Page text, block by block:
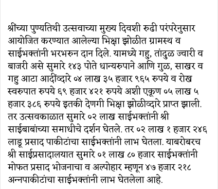
श्रींच्‍या पुण्‍यतिथी उत्‍सवाच्‍या मुख्‍य दिवशी रुढी परंपरेनुसार
आयोजित करण्‍यात आलेल्‍या भिक्षा झोळीत ग्रामस्‍थ व
साईभक्‍तांनी भरभरुन दान दिले. यामध्‍ये गहु, तांदुळ ज्‍वारी व
बाजरी असे सुमारे १४३ पोते धान्‍यरुपाने आणि गुळ, साखर व
गहु आटा आदींव्‍दारे ०४ लाख ३५ हजार ९६५ रुपये व रोख
स्‍वरुपात रुपये ६९ हजार ४२१ रुपये अशी एकूण ०५ लाख ५
हजार ३८६ रुपये इतकी देणगी भिक्षा झोळीव्‍दारे प्राप्‍त झाली.
तर उत्‍सवकाळात सुमारे ०२ लाख साईभक्‍तांनी श्री
साईबाबांच्‍या समाधीचे दर्शन घेतले. तर ०२ लाख १ हजार २४६
लाडू प्रसाद पाकीटांचा साईभक्‍तांनी लाभ घेतला. याबरोबरच
श्री साईप्रसादालयात सुमारे ०१ लाख ८० हजार साईभक्‍तांनी
मोफत प्रसाद भोजनाचा व अल्‍पोहार म्‍हणून ४७ हजार २१८
अन्‍नपाकीटांचा साईभक्‍तांनी लाभ घेतलेला आहे.